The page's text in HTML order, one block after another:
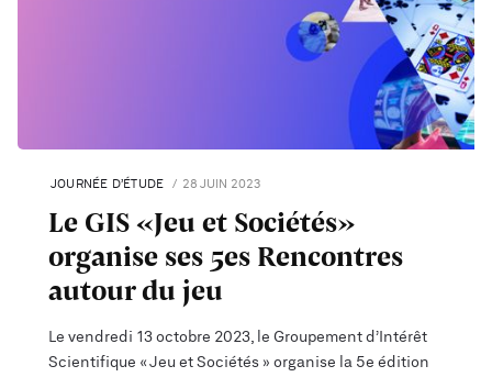
JOURNÉE D’ÉTUDE 28 JUIN 2023
Le GIS «Jeu et Sociétés»
organise ses 5es Rencontres
autour du jeu
Le vendredi 13 octobre 2023, le Groupement d’Intérêt
Scientifique « Jeu et Sociétés » organise la 5e édition